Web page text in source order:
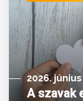
2026. június
A szavak